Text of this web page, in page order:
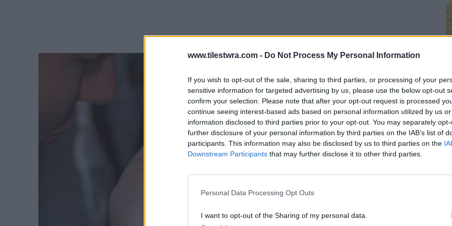
www.tilestwra.com - Do Not Process My Personal Information
If you wish to opt-out of the sale, sharing to third parties, or processing of your
sensitive information for targeted advertising by us, please use the below opt-out
confirm your selection. Please note that after your opt-out request is processed
continue seeing interest-based ads based on personal information utilized by us
information disclosed to third parties prior to your opt-out. You may separately
further disclosure of your personal information by third parties on the IAB’s list of
participants. This information may also be disclosed by us to third parties on the
Downstream Participants that may further disclose it to other third parties.
Personal Data Processing Opt Outs
I want to opt-out of the Sharing of my personal data.